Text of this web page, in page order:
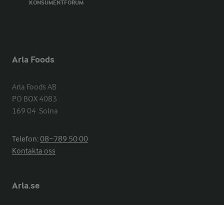
KONSUMENTFORUM
Arla Foods
Arla Foods AB
PO BOX 4083
169 04  Solna
Telefon:08−789 50 00
Kontakta oss
Arla.se